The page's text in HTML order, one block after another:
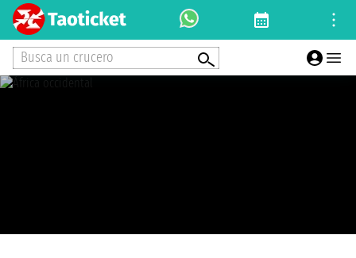
Busca un crucero